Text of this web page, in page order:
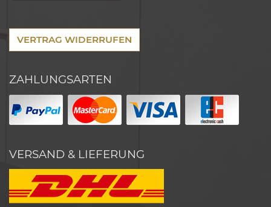
VERTRAG WIDERRUFEN
ZAHLUNGSARTEN
VERSAND & LIEFERUNG